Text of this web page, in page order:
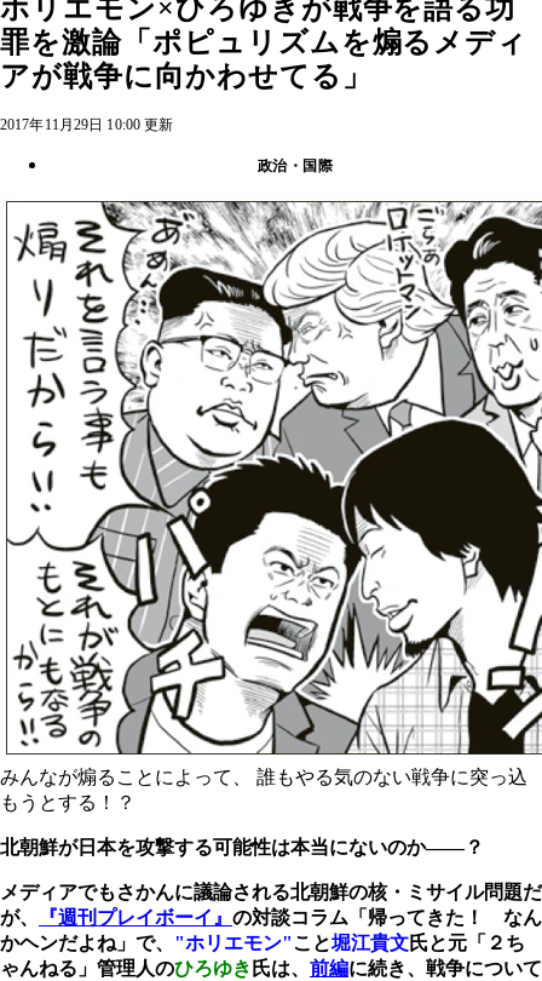
ホリエモン×ひろゆきが戦争を語る功
罪を激論「ポピュリズムを煽るメディ
アが戦争に向かわせてる」
2017年11月29日 10:00 更新
政治・国際
みんなが煽ることによって、 誰もやる気のない戦争に突っ込
もうとする！？
北朝鮮が日本を攻撃する可能性は本当にないのか――？
メディアでもさかんに議論される北朝鮮の核・ミサイル問題だ
が、
『週刊プレイボーイ』 の対談コラム「帰ってきた！ なん
かヘンだよね」で、 "ホリエモン"こと堀江貴文氏と元「２ち
ゃんねる」管理人のひろゆき 氏は、 前編に続き、 戦争について